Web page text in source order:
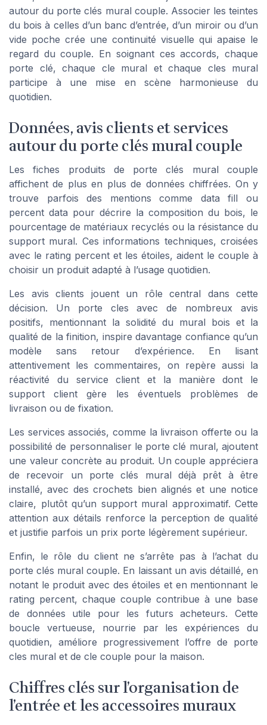
autour du porte clés mural couple. Associer les teintes
du bois à celles d’un banc d’entrée, d’un miroir ou d’un
vide poche crée une continuité visuelle qui apaise le
regard du couple. En soignant ces accords, chaque
porte clé, chaque cle mural et chaque cles mural
participe à une mise en scène harmonieuse du
quotidien.
Données, avis clients et services
autour du porte clés mural couple
Les fiches produits de porte clés mural couple
affichent de plus en plus de données chiffrées. On y
trouve parfois des mentions comme data fill ou
percent data pour décrire la composition du bois, le
pourcentage de matériaux recyclés ou la résistance du
support mural. Ces informations techniques, croisées
avec le rating percent et les étoiles, aident le couple à
choisir un produit adapté à l’usage quotidien.
Les avis clients jouent un rôle central dans cette
décision. Un porte cles avec de nombreux avis
positifs, mentionnant la solidité du mural bois et la
qualité de la finition, inspire davantage confiance qu’un
modèle sans retour d’expérience. En lisant
attentivement les commentaires, on repère aussi la
réactivité du service client et la manière dont le
support client gère les éventuels problèmes de
livraison ou de fixation.
Les services associés, comme la livraison offerte ou la
possibilité de personnaliser le porte clé mural, ajoutent
une valeur concrète au produit. Un couple appréciera
de recevoir un porte clés mural déjà prêt à être
installé, avec des crochets bien alignés et une notice
claire, plutôt qu’un support mural approximatif. Cette
attention aux détails renforce la perception de qualité
et justifie parfois un prix porte légèrement supérieur.
Enfin, le rôle du client ne s’arrête pas à l’achat du
porte clés mural couple. En laissant un avis détaillé, en
notant le produit avec des étoiles et en mentionnant le
rating percent, chaque couple contribue à une base
de données utile pour les futurs acheteurs. Cette
boucle vertueuse, nourrie par les expériences du
quotidien, améliore progressivement l’offre de porte
cles mural et de cle couple pour la maison.
Chiffres clés sur l’organisation de
l’entrée et les accessoires muraux